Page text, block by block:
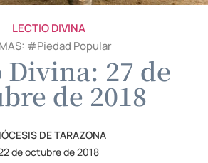
LECTIO DIVINA
#Piedad Popular
27 de
de 2018
DE TARAZONA
de octubre de 2018